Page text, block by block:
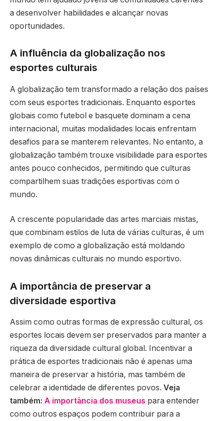
a desenvolver habilidades e alcançar novas
oportunidades.
A influência da globalização nos
esportes culturais
A globalização tem transformado a relação dos países
com seus esportes tradicionais. Enquanto esportes
globais como futebol e basquete dominam a cena
internacional, muitas modalidades locais enfrentam
desafios para se manterem relevantes. No entanto, a
globalização também trouxe visibilidade para esportes
antes pouco conhecidos, permitindo que culturas
compartilhem suas tradições esportivas com o
mundo.
A crescente popularidade das artes marciais mistas,
que combinam estilos de luta de várias culturas, é um
exemplo de como a globalização está moldando
novas dinâmicas culturais no mundo esportivo.
A importância de preservar a
diversidade esportiva
Assim como outras formas de expressão cultural, os
esportes locais devem ser preservados para manter a
riqueza da diversidade cultural global. Incentivar a
prática de esportes tradicionais não é apenas uma
maneira de preservar a história, mas também de
celebrar a identidade de diferentes povos. Veja
também: A importância dos museus para entender
como outros espaços podem contribuir para a